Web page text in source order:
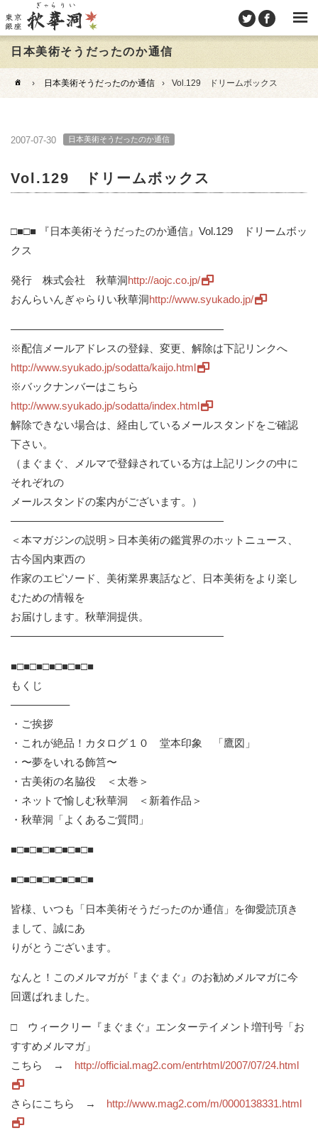
日本美術そうだったのか通信
› 日本美術そうだったのか通信 › Vol.129 ドリームボックス
2007-07-30 日本美術そうだったのか通信
Vol.129 ドリームボックス
□■□■ 『日本美術そうだったのか通信』Vol.129 ドリームボッ
クス
発行 株式会社 秋華洞http://aojc.co.jp/
おんらいんぎゃらりい秋華洞http://www.syukado.jp/
————————————————————
※配信メールアドレスの登録、変更、解除は下記リンクへ
http://www.syukado.jp/sodatta/kaijo.html
※バックナンバーはこちら
http://www.syukado.jp/sodatta/index.html
解除できない場合は、経由しているメールスタンドをご確認
下さい。
（まぐまぐ、メルマで登録されている方は上記リンクの中に
それぞれの
メールスタンドの案内がございます。）
————————————————————
＜本マガジンの説明＞日本美術の鑑賞界のホットニュース、
古今国内東西の
作家のエピソード、美術業界裏話など、日本美術をより楽し
むための情報を
お届けします。秋華洞提供。
————————————————————
■□■□■□■□■□■□■
もくじ
—————–
・ご挨拶
・これが絶品！カタログ１０ 堂本印象 「鷹図」
・〜夢をいれる飾筥〜
・古美術の名脇役 ＜太巻＞
・ネットで愉しむ秋華洞 ＜新着作品＞
・秋華洞「よくあるご質問」
■□■□■□■□■□■□■
■□■□■□■□■□■□■
皆様、いつも「日本美術そうだったのか通信」を御愛読頂き
まして、誠にあ
りがとうございます。
なんと！このメルマガが『まぐまぐ』のお勧めメルマガに今
回選ばれました。
□ ウィークリー『まぐまぐ』エンターテイメント増刊号「お
すすめメルマガ」
こちら → http://official.mag2.com/entrhtml/2007/07/24.html
さらにこちら → http://www.mag2.com/m/0000138331.html